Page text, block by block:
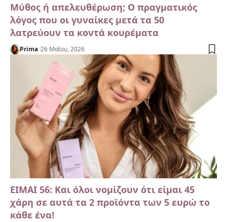
Μύθος ή απελευθέρωση; Ο πραγματικός
λόγος που οι γυναίκες μετά τα 50
λατρεύουν τα κοντά κουρέματα
Prima 26 Μαΐου, 2026
ΕΙΜΑΙ 56: Και όλοι νομίζουν ότι είμαι 45
χάρη σε αυτά τα 2 προϊόντα των 5 ευρώ το
κάθε ένα!